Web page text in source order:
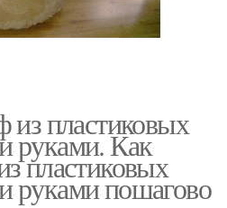
из пластиковых
руками. Как
пластиковых
руками пошагово